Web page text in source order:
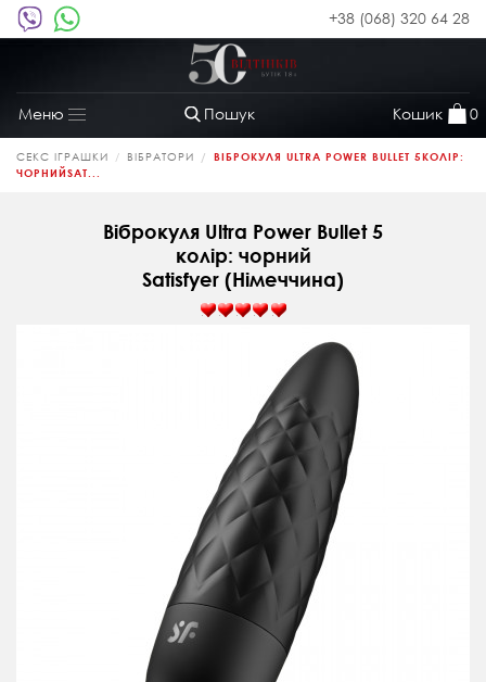
+38 (068) 320 64 28
Пошук Кошик 0
Меню
Toggle
navigation
СЕКС ІГРАШКИ ВІБРАТОРИ
ВІБРОКУЛЯ ULTRA POWER BULLET 5КОЛІР:
ЧОРНИЙSAT...
Віброкуля Ultra Power Bullet 5
колір: чорний
Satisfyer (Німеччина)